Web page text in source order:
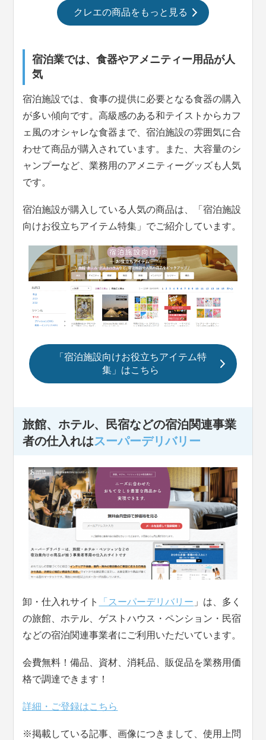
クレエの商品をもっと見る
宿泊業では、食器やアメニティー用品が人
気
宿泊施設では、食事の提供に必要となる食器の購入
が多い傾向です。高級感のある和テイストからカフ
ェ風のオシャレな食器まで、宿泊施設の雰囲気に合
わせて商品が購入されています。また、大容量のシ
ャンプーなど、業務用のアメニティーグッズも人気
です。
宿泊施設が購入している人気の商品は、「宿泊施設
向けお役立ちアイテム特集」でご紹介しています。
「宿泊施設向けお役立ちアイテム特
集」はこちら
旅館、ホテル、民宿などの宿泊関連事業
者の仕入れはスーパーデリバリー
卸・仕入れサイト 「スーパーデリバリー 」は、多く
の旅館、ホテル、ゲストハウス・ペンション・民宿
などの宿泊関連事業者にご利用いただいています。
会費無料！備品、資材、消耗品、販促品を業務用価
格で調達できます！
詳細・ご登録はこちら
※掲載している記事、画像につきまして、使用上問